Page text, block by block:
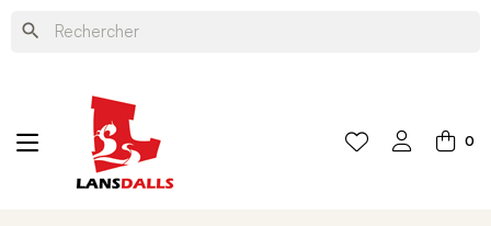
search
0